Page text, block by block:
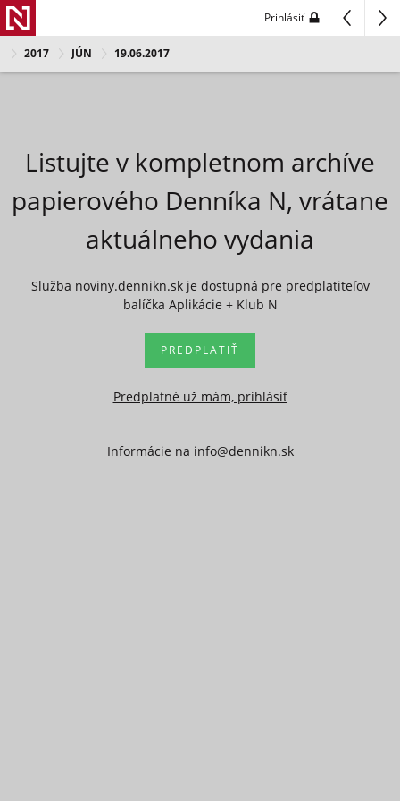
Prihlásiť
2017 JÚN 19.06.2017
Listujte v kompletnom archíve
papierového Denníka N, vrátane
aktuálneho vydania
Služba noviny.dennikn.sk je dostupná pre predplatiteľov
balíčka Aplikácie + Klub N
PREDPLATIŤ
Predplatné už mám, prihlásiť
Informácie na info@dennikn.sk